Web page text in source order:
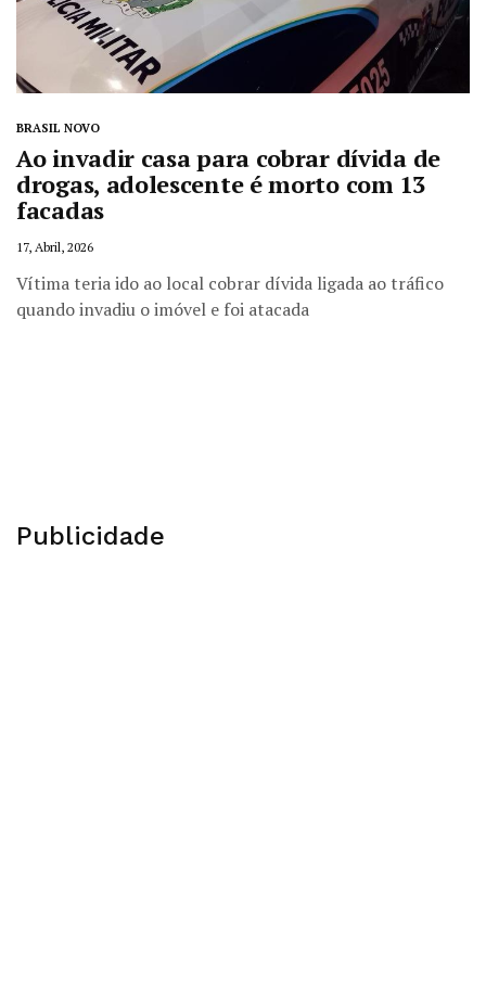
BRASIL NOVO
Ao invadir casa para cobrar dívida de
drogas, adolescente é morto com 13
facadas
17, Abril, 2026
Vítima teria ido ao local cobrar dívida ligada ao tráfico
quando invadiu o imóvel e foi atacada
Publicidade